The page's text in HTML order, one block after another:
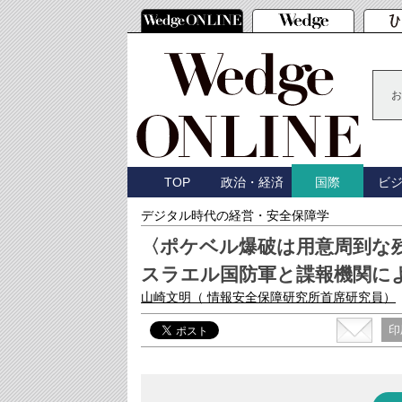
TOP 政治・経済 国際 ビ
デジタル時代の経営・安全保障学
〈ポケベル爆破は用意周到
スラエル国防軍と諜報機関に
山崎文明 （ 情報安全保障研究所首席研究員）